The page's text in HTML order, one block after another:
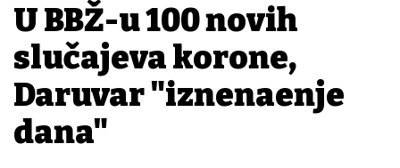
U BBŽ-u 100 novih
slučajeva korone,
Daruvar "iznenađenje
dana"